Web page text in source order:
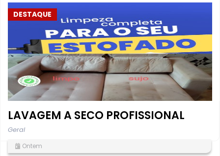
DESTAQUE
LAVAGEM A SECO PROFISSIONAL
Geral
Ontem